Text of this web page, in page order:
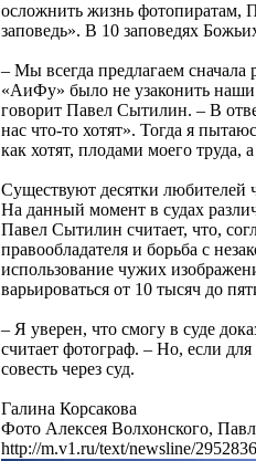
осложнить жизнь фотопиратам,
заповедь». В 10 заповедях
– Мы всегда предлагаем
«АиФу» было не узаконить
говорит Павел Сытилин. – В
нас что-то хотят». Тогда я
как хотят, плодами моего труда,
Существуют десятки любителей
На данный момент в судах
Павел Сытилин считает, что,
правообладателя и борьба с
использование чужих
варьироваться от 10 тысяч до
– Я уверен, что смогу в суде
считает фотограф. – Но, если
совесть через суд.
Галина Корсакова
Фото Алексея Волхонского,
http://m.v1.ru/text/newsline/